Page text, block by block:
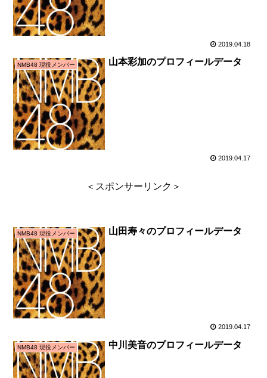
2019.04.18
NMB48 現役メンバー 山本彩加のプロフィールデータ
2019.04.17
＜スポンサーリンク＞
NMB48 現役メンバー 山田寿々のプロフィールデータ
2019.04.17
NMB48 現役メンバー 中川美音のプロフィールデータ